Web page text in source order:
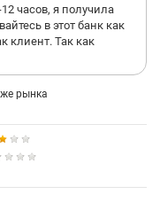
об этом рекрутеру
Москвы, как и
она сказала:
то менеджер,
но не нашёл. На мой
часов, я получила
в этот банк как
клиент. Так как
рынка